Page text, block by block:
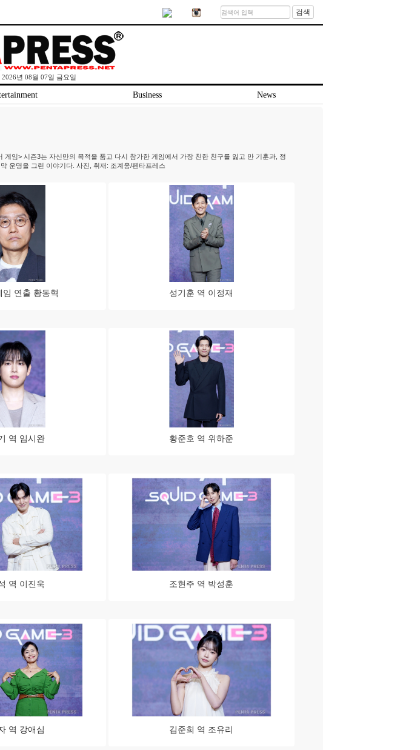
검색
2026년 08월 07일 금요일
Business News
임> 시즌3는 자신만의 목적을 품고 다시 참가한 게임에서 가장 친한 친구를 잃고 만 기훈과, 정
운명을 그린 이야기다. 사진, 취재: 조계웅/펜타프레스
임 연출 황동혁 성기훈 역 이정재
역 임시완 황준호 역 위하준
역 이진욱 조현주 역 박성훈
역 강애심 김준희 역 조유리